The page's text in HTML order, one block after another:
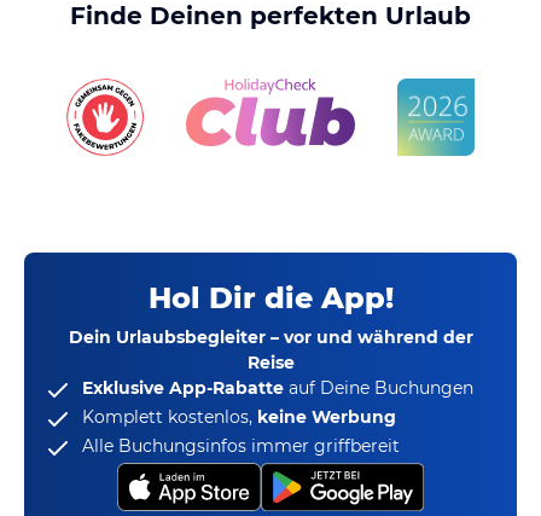
Finde Deinen perfekten Urlaub
Hol Dir die App!
Dein Urlaubsbegleiter – vor und während der
Reise
Exklusive App-Rabatte auf Deine Buchungen
Komplett kostenlos, keine Werbung
Alle Buchungsinfos immer griffbereit